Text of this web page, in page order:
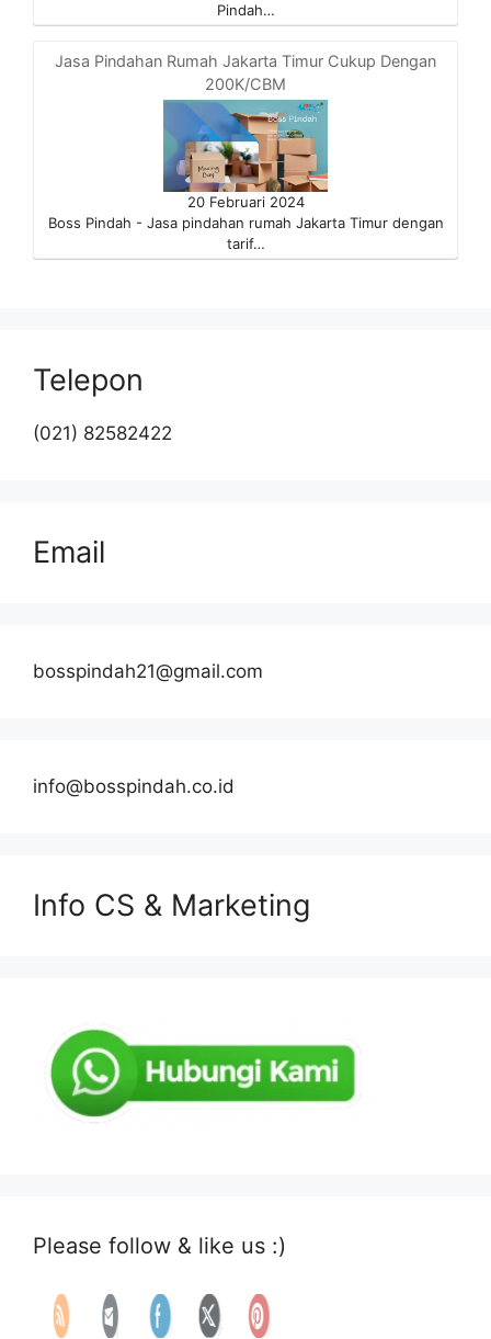
Pindah…
Jasa Pindahan Rumah Jakarta Timur Cukup Dengan
200K/CBM
20 Februari 2024
Boss Pindah - Jasa pindahan rumah Jakarta Timur dengan
tarif…
Telepon
(021) 82582422
Email
bosspindah21@gmail.com
info@bosspindah.co.id
Info CS & Marketing
Please follow & like us :)